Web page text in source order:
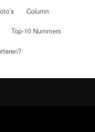
Column
Top-10 Nummers